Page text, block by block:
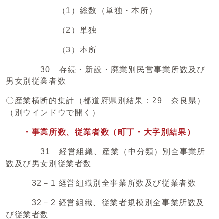
（1）総数（単独・本所）
（2）単独
（3）本所
30 存続・新設・廃業別民営事業所数及び
男女別従業者数
〇 産業横断的集計（都道府県別結果：29 奈良県）
（別ウインドウで開く）
・事業所数、従業者数（町丁・大字別結果）
31 経営組織、産業（中分類）別全事業所
数及び男女別従業者数
32－1 経営組織別全事業所数及び従業者数
32－2 経営組織、従業者規模別全事業所数及
び従業者数